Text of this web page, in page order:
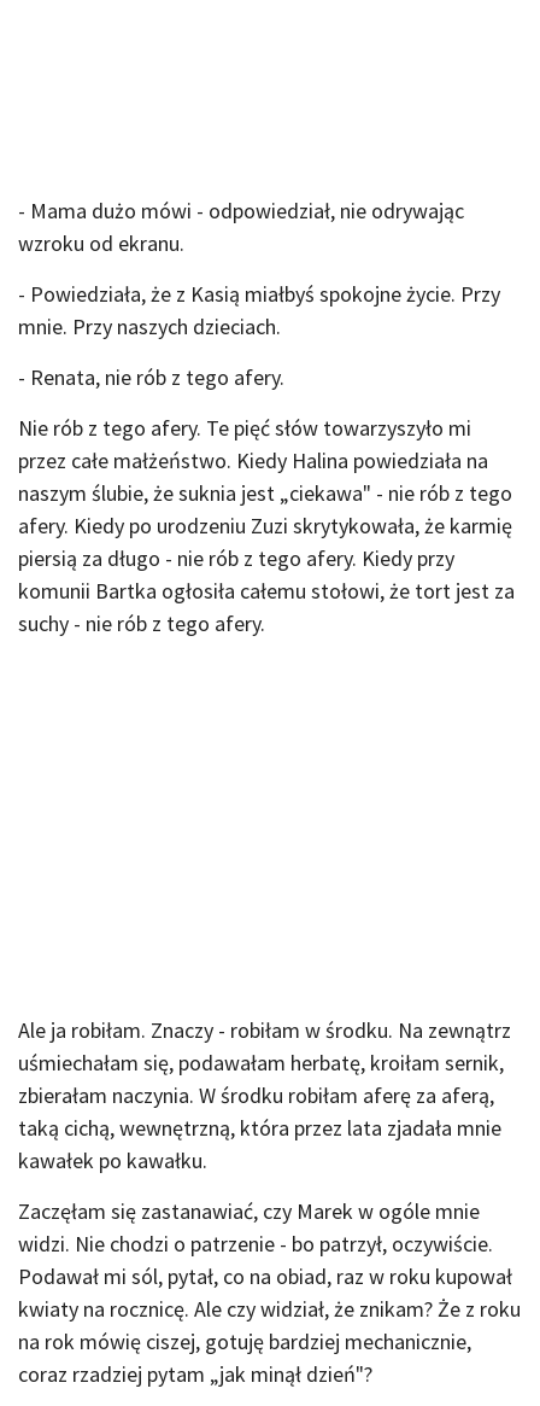
- Mama dużo mówi - odpowiedział, nie odrywając
wzroku od ekranu.
- Powiedziała, że z Kasią miałbyś spokojne życie. Przy
mnie. Przy naszych dzieciach.
- Renata, nie rób z tego afery.
Nie rób z tego afery. Te pięć słów towarzyszyło mi
przez całe małżeństwo. Kiedy Halina powiedziała na
naszym ślubie, że suknia jest „ciekawa" - nie rób z tego
afery. Kiedy po urodzeniu Zuzi skrytykowała, że karmię
piersią za długo - nie rób z tego afery. Kiedy przy
komunii Bartka ogłosiła całemu stołowi, że tort jest za
suchy - nie rób z tego afery.
Ale ja robiłam. Znaczy - robiłam w środku. Na zewnątrz
uśmiechałam się, podawałam herbatę, kroiłam sernik,
zbierałam naczynia. W środku robiłam aferę za aferą,
taką cichą, wewnętrzną, która przez lata zjadała mnie
kawałek po kawałku.
Zaczęłam się zastanawiać, czy Marek w ogóle mnie
widzi. Nie chodzi o patrzenie - bo patrzył, oczywiście.
Podawał mi sól, pytał, co na obiad, raz w roku kupował
kwiaty na rocznicę. Ale czy widział, że znikam? Że z roku
na rok mówię ciszej, gotuję bardziej mechanicznie,
coraz rzadziej pytam „jak minął dzień"?